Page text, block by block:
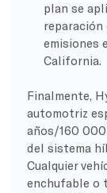
plan se
reparación
emisiones
California.
Finalmente,
automotriz
años/160
del sistema
Cualquier
enchufable o